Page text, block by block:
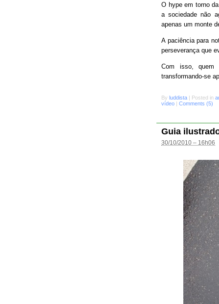
O hype em torno
a sociedade não
apenas um monte
A paciência para
perseverança que
Com isso, quem
transformando-se
By luddista | Posted in
vídeo | Comments (5)
Guia
30/10/2010 – 16h06